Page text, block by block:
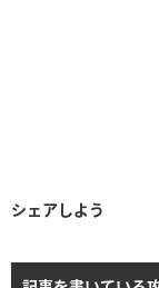
シェアしよう